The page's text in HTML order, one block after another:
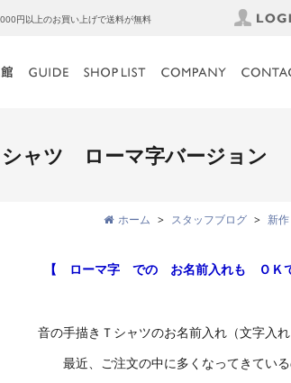
円以上のお買い上げで送料が無料
シャツ ローマ字バージョン
ホーム スタッフブログ 新作
【 ローマ字 での お名前入れも ＯＫ
音の手描きＴシャツのお名前入れ（文字入れ
最近、ご注文の中に多くなってきている